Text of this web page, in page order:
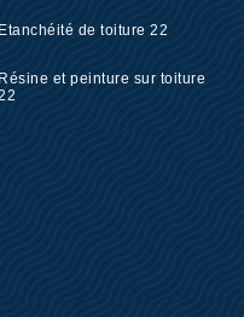
Etanchéité de toiture 22
Résine et peinture sur toiture